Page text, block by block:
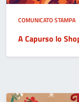
COMUNICATO STAMPA
A Capurso lo